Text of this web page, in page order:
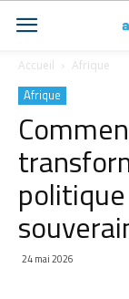
Accueil Afrique
Afrique
24 mai 2026